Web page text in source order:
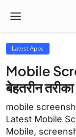
Latest Apps
Mobile
बेहतरीन तरीका
mobile
Latest Mobile
Mobile,